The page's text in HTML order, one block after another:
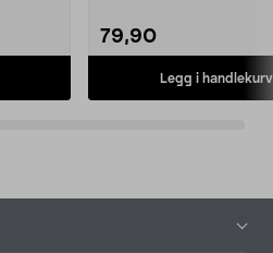
79,90
Legg i handlekurv